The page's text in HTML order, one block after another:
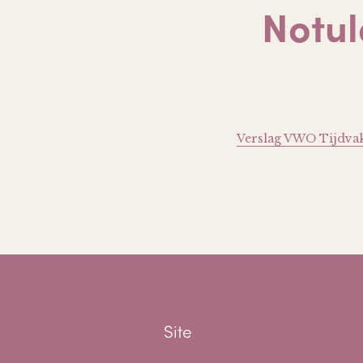
Verslag VWO
Site